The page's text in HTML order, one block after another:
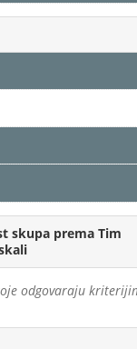
skupa prema Tim
odgovaraju